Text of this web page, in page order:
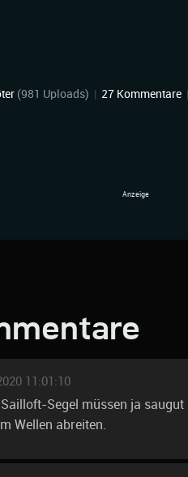
(981 Uploads) | 27 Kommentare |
11:01:10
Sailloft-Segel müssen ja
Wellen abreiten.